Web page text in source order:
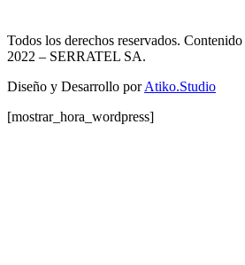
Todos los derechos reservados.
2022 – SERRATEL SA.
Diseño y Desarrollo porAtiko.Studio
[mostrar_hora_wordpress]